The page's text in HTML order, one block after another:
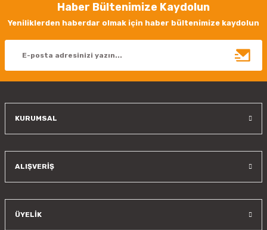
Ürün resmi kalitesiz, bozuk veya görüntülenemiyor.
Ürün bilgilerinde hatalar bulunuyor.
Haber Bültenimize Kaydolun
Yeniliklerden haberdar olmak için haber bültenimize kaydolun
KURUMSAL
ALIŞVERİŞ
ÜYELİK